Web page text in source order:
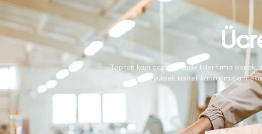
Toptan kapı çözümlerinde lider firma olarak,
uygun, yüksek kaliteli kapılarımızla